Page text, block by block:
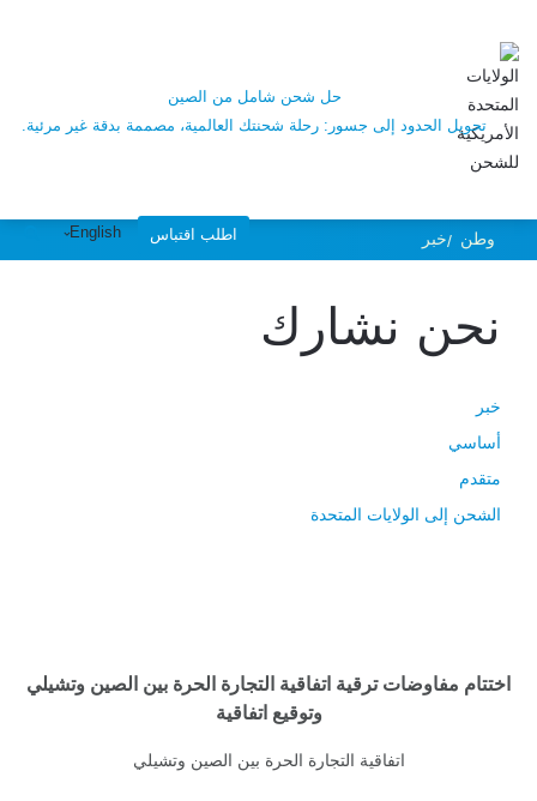
الولايات المتحدة
للشحن الصيني |
اتفاقية التجارة الحرة
بين الصين وتشيلي
واتفاقية التجارة
الحرة بين الصين
وتشيلي
حل شحن شامل من الصين
تحويل الحدود إلى جسور: رحلة شحنتك العالمية، مصممة بدقة غير مرئية.
اطلب اقتباس English وطن خبر
نحن نشارك
خبر
أساسي
متقدم
الشحن إلى الولايات المتحدة
اختتام مفاوضات ترقية اتفاقية التجارة الحرة بين الصين وتشيلي
وتوقيع اتفاقية
اتفاقية التجارة الحرة بين الصين وتشيلي